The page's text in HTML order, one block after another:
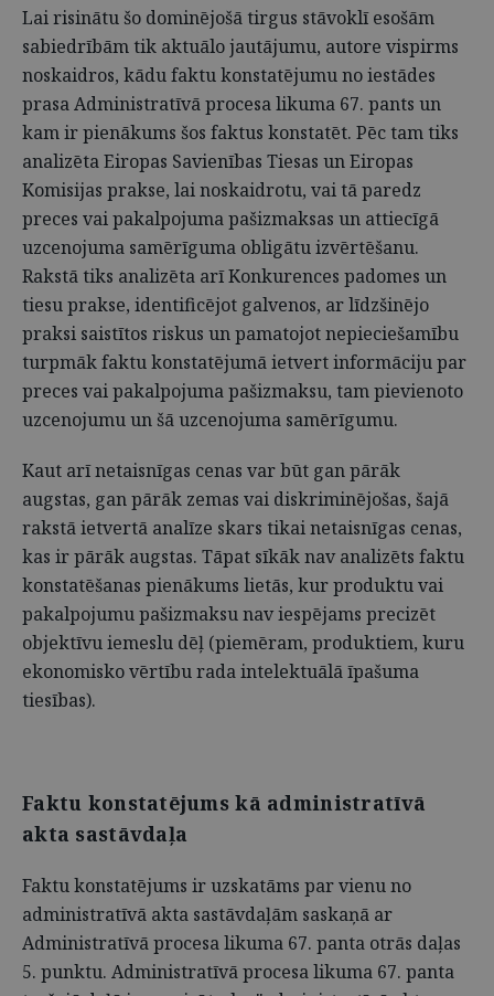
Lai risinātu šo dominējošā tirgus stāvoklī esošām
sabiedrībām tik aktuālo jautājumu, autore vispirms
noskaidros, kādu faktu konstatējumu no iestādes
prasa Administratīvā procesa likuma 67. pants un
kam ir pienākums šos faktus konstatēt. Pēc tam tiks
analizēta Eiropas Savienības Tiesas un Eiropas
Komisijas prakse, lai noskaidrotu, vai tā paredz
preces vai pakalpojuma pašizmaksas un attiecīgā
uzcenojuma samērīguma obligātu izvērtēšanu.
Rakstā tiks analizēta arī Konkurences padomes un
tiesu prakse, identificējot galvenos, ar līdzšinējo
praksi saistītos riskus un pamatojot nepieciešamību
turpmāk faktu konstatējumā ietvert informāciju par
preces vai pakalpojuma pašizmaksu, tam pievienoto
uzcenojumu un šā uzcenojuma samērīgumu.
Kaut arī netaisnīgas cenas var būt gan pārāk
augstas, gan pārāk zemas vai diskriminējošas, šajā
rakstā ietvertā analīze skars tikai netaisnīgas cenas,
kas ir pārāk augstas. Tāpat sīkāk nav analizēts faktu
konstatēšanas pienākums lietās, kur produktu vai
pakalpojumu pašizmaksu nav iespējams precizēt
objektīvu iemeslu dēļ (piemēram, produktiem, kuru
ekonomisko vērtību rada intelektuālā īpašuma
tiesības).
Faktu konstatējums kā administratīvā
akta sastāvdaļa
Faktu konstatējums ir uzskatāms par vienu no
administratīvā akta sastāvdaļām saskaņā ar
Administratīvā procesa likuma 67. panta otrās daļas
5. punktu. Admini­stratīvā procesa likuma 67. panta